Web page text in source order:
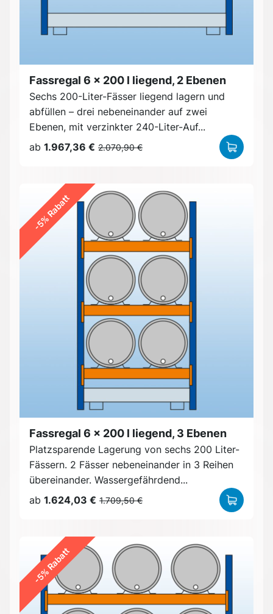
Fassregal 6 x 200 l liegend, 2 Ebenen
Sechs 200-Liter-Fässer liegend lagern und
abfüllen – drei nebeneinander auf zwei
Ebenen, mit verzinkter 240-Liter-Auf...
ab 1.967,36 € 2.070,90 €
-5% Rabatt
Fassregal 6 x 200 l liegend, 3 Ebenen
Platzsparende Lagerung von sechs 200 Liter-
Fässern. 2 Fässer nebeneinander in 3 Reihen
übereinander. Wassergefährdend...
ab 1.624,03 € 1.709,50 €
-5% Rabatt